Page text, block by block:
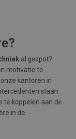
al gespot?
motivatie te
kantoren in
staan
te koppelen aan de
in de